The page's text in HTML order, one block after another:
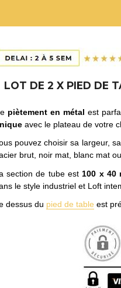
LOT DE 2 X PIED DE
piètement en métal est
avec le plateau de votre
pouvez choisir sa largeur,
brut, noir mat, blanc mat
section de tube est 100 x 40
le style industriel et Loft
dessus du pied de table est